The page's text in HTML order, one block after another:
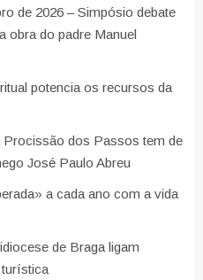
de 2026 – Simpósio debate
obra do padre Manuel
potencia os recursos da
dos Passos tem de
José Paulo Abreu
a cada ano com a vida
de Braga ligam
turística